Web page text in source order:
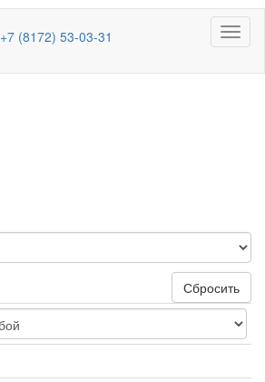
Меню
+7 (8172) 53-03-31
Сбросить